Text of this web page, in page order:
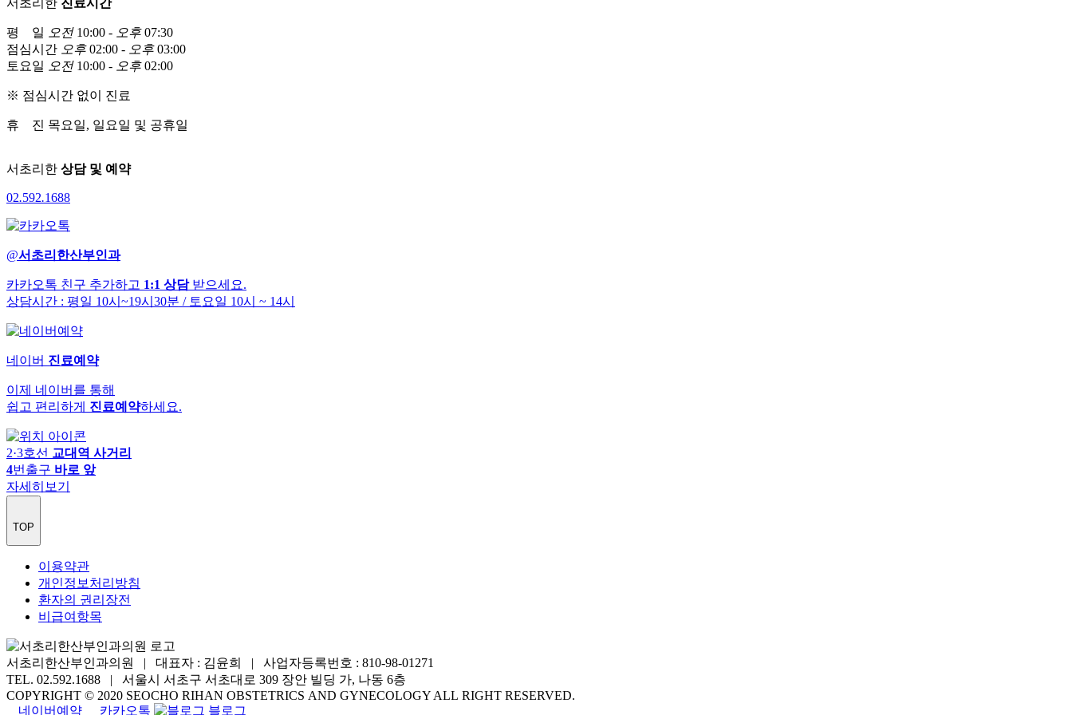
서초리한 진료시간
평 일 오전10:00 - 오후07:30
점심시간 오후02:00 - 오후03:00
토요일 오전10:00 - 오후02:00
※ 점심시간 없이 진료
휴 진 목요일, 일요일 및 공휴일
서초리한 상담 및 예약
02.592.1688
@서초리한산부인과
카카오톡 친구 추가하고 1:1 상담받으세요.
상담시간 : 평일 10시~19시30분 / 토요일 10시 ~ 14시
네이버 진료예약
이제 네이버를 통해
쉽고 편리하게 진료예약하세요.
2·3호선 교대역 사거리
4번출구 바로 앞
자세히보기
TOP
이용약관
개인정보처리방침
환자의 권리장전
비급여항목
서초리한산부인과의원 | 대표자 : 김윤희 | 사업자등록번호 : 810-98-01271
TEL. 02.592.1688 | 서울시 서초구 서초대로 309 장안 빌딩 가, 나동 6층
COPYRIGHT © 2020 SEOCHO RIHAN OBSTETRICS AND GYNECOLOGY ALL RIGHT RESERVED.
네이버예약
카카오톡 블로그